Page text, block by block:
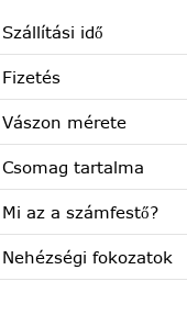
Szállítási idő
Fizetés
Vászon mérete
Csomag tartalma
Mi az a számfestő?
Nehézségi fokozatok